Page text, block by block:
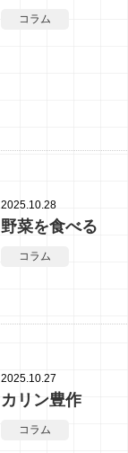
コラム
2025.10.28
野菜を食べる
コラム
2025.10.27
カリン豊作
コラム